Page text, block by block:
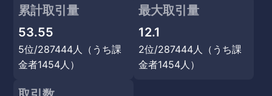
累計取引量
53.55
5位/287444人（うち課
金者1454人）
最大取引量
12.1
2位/287444人（うち課
金者1454人）